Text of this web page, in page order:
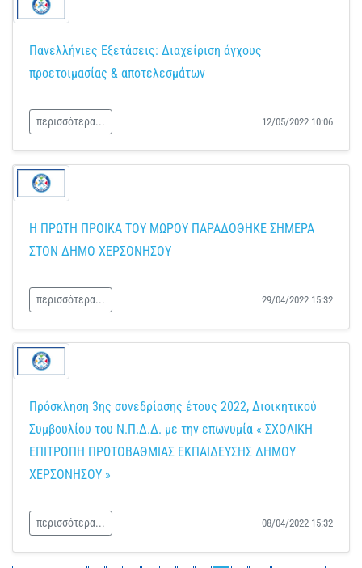
Πανελλήνιες Εξετάσεις: Διαχείριση άγχους
προετοιμασίας & αποτελεσμάτων
περισσότερα... 12/05/2022 10:06
Η ΠΡΩΤΗ ΠΡΟΙΚΑ ΤΟΥ ΜΩΡΟΥ ΠΑΡΑΔΟΘΗΚΕ ΣΗΜΕΡΑ
ΣΤΟΝ ΔΗΜΟ ΧΕΡΣΟΝΗΣΟΥ
περισσότερα... 29/04/2022 15:32
Πρόσκληση 3ης συνεδρίασης έτους 2022, Διοικητικού
Συμβουλίου του Ν.Π.Δ.Δ. με την επωνυμία « ΣΧΟΛΙΚΗ
ΕΠΙΤΡΟΠΗ ΠΡΩΤΟΒΑΘΜΙΑΣ ΕΚΠΑΙΔΕΥΣΗΣ ΔΗΜΟΥ
ΧΕΡΣΟΝΗΣΟΥ »
περισσότερα... 08/04/2022 15:32